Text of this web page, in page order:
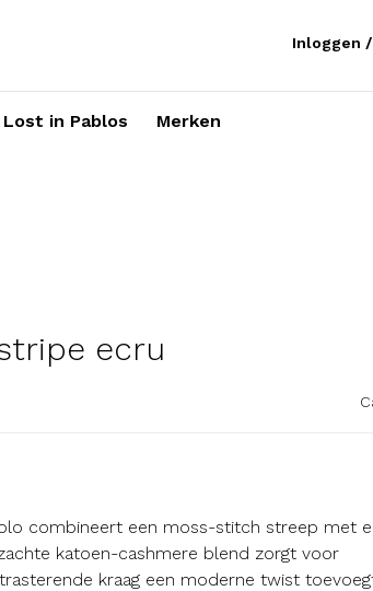
Lost in Pablos Merken
Inloggen
ecru
combineert een moss-stitch streep met
katoen-cashmere blend zorgt voor
kraag een moderne twist